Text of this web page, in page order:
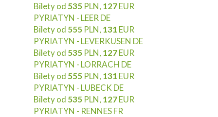
Bilety od 535 PLN, 127EUR
PYRIATYN - LEER DE
Bilety od 555 PLN, 131 EUR
PYRIATYN - LEVERKUSEN DE
Bilety od 535 PLN, 127EUR
PYRIATYN - LORRACH DE
Bilety od 555 PLN, 131 EUR
PYRIATYN - LUBECK DE
Bilety od 535 PLN, 127EUR
PYRIATYN - RENNES FR